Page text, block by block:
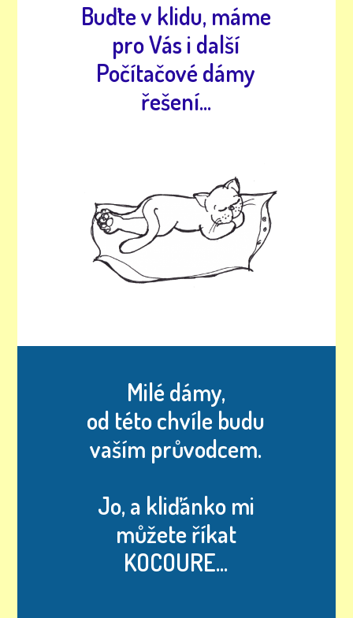
Buďte v klidu, máme
pro Vás i další
Počítačové dámy
řešení...
Milé dámy,
od této chvíle budu
vaším průvodcem.
Jo, a kliďánko mi
můžete říkat
KOCOURE...